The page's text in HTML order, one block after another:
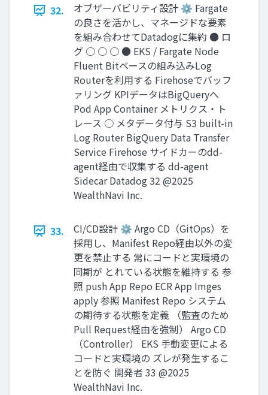
32.
オブザーバビリティ設計 ⚙ Fargate
の良さを活かし、マネージドな要素
を組み合わせてDatadogに集約 ● ロ
グ ○ ○ ○ ● EKS / Fargate Node
Fluent Bitベースの組み込みLog
Routerを利⽤する Firehoseでバッフ
ァリング KPIデータはBigQueryへ
Pod App Container メトリクス‧ト
レース ○ メタデータ付与 S3 built-in
Log Router BigQuery Data Transfer
Service Firehose サイドカーのdd-
agent経由で収集する dd-agent
Sidecar Datadog 32 @2025
WealthNavi Inc.
33.
CI/CD設計 ⚙ Argo CD（GitOps）を
採⽤し、Manifest Repo経由以外の変
更を禁⽌する 常にコードと実環境の
同期が とれている状態を維持する 参
照 push App Repo ECR App Imges
apply 参照 Manifest Repo システム
の期待する状態を定義 （監査のため
Pull Request経由を強制） Argo CD
（Controller） EKS 手動変更による
コードと実環境の ズレが発生するこ
とを防ぐ 開発者 33 @2025
WealthNavi Inc.